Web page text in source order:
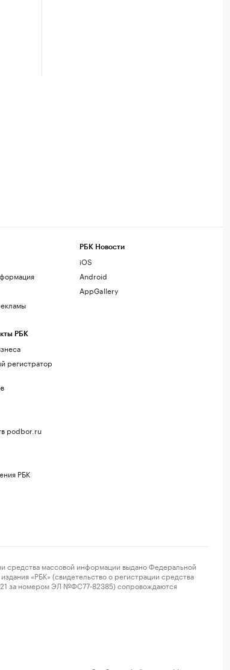
РБК
регистратор
podbor.ru
РБК
РБК Новости
iOS
Android
AppGallery
массовой информации выдано Федеральной
«РБК» (свидетельство о регистрации средства
за номером ЭЛ №ФС77-82385) сопровождаются